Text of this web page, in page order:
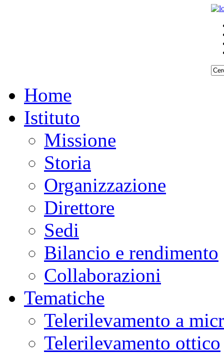
Home
Istituto
Missione
Storia
Organizzazione
Direttore
Sedi
Bilancio e rendimento
Collaborazioni
Tematiche
Telerilevamento a
Telerilevamento ottico